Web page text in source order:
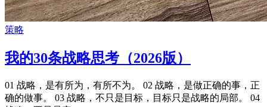
策略
我的30条战略思考（2026版）
01 战略，是有所为，有所不为。 02 战略，是做正确的事，正
确的做事。 03 战略，不只是目标，目标只是战略的局部。 04